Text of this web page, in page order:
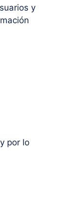
y
por lo